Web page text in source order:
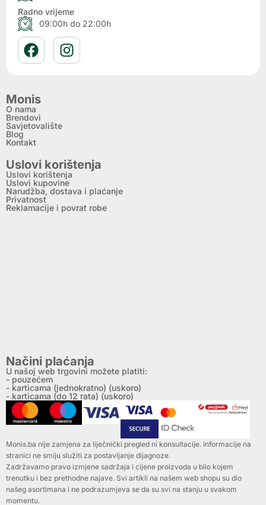
Radno vrijeme
09:00h do 22:00h
Monis
O nama
Brendovi
Savjetovalište
Blog
Kontakt
Uslovi korištenja
Uslovi korištenja
Uslovi kupovine
Narudžba, dostava i plaćanje
Privatnost
Reklamacije i povrat robe
Načini plaćanja
U našoj web trgovini možete platiti:
- pouzećem
- karticama (jednokratno) (uskoro)
- karticama (do 12 rata) (uskoro)
Monis.ba nije zamjena za liječnički pregled ni konsultacije. Informacije na
stranici ne smiju služiti za postavljanje dijagnoze.
Zadržavamo pravo izmjene sadržaja i cijene proizvoda u bilo kojem
trenutku i bez prethodne najave. Svi artikli na našem web shopu su dio
našeg asortimana i ne podrazumjeva se da su svi na stanju u svakom
momentu.